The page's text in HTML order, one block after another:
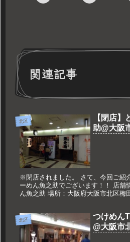
関連記事
北区
【閉店】
助@大阪
※閉店されました。 さて、今回ご紹
ーめん魚之助でございます！！ 店舗
ん魚之助 場所：大阪府大阪市北区梅
北区
つけめん
@大阪市